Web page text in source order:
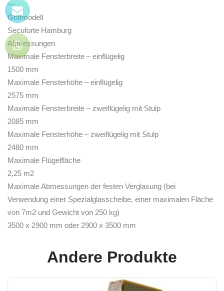
—
Griffmodell
Secuforte Hamburg
Abmessungen
Maximale Fensterbreite – einflügelig
1500 mm
Maximale Fensterhöhe – einflügelig
2575 mm
Maximale Fensterbreite – zweiflügelig mit Stulp
2085 mm
Maximale Fensterhöhe – zweiflügelig mit Stulp
2480 mm
Maximale Flügelfläche
2,25 m2
Maximale Abmessungen der festen Verglasung (bei
Verwendung einer Spezialglasscheibe, einer maximalen Fläche
von 7m2 und Gewicht von 250 kg)
3500 x 2900 mm oder 2900 x 3500 mm
Andere Produkte